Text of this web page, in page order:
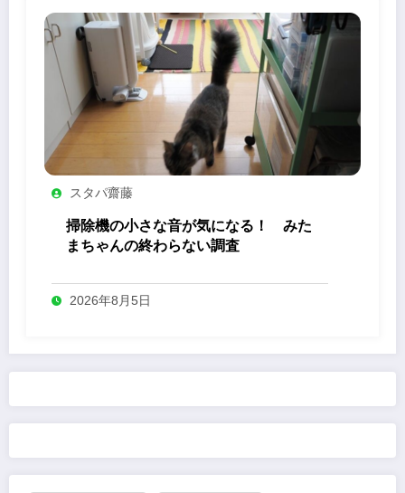
スタパ齋藤
掃除機の小さな音が気になる！ みた
まちゃんの終わらない調査
2026年8月5日